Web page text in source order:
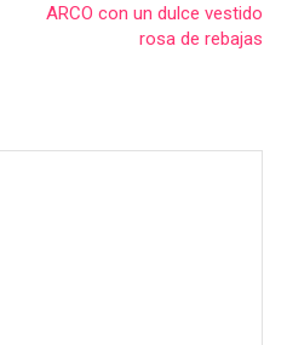
ARCO con un dulce vestido
rosa de rebajas